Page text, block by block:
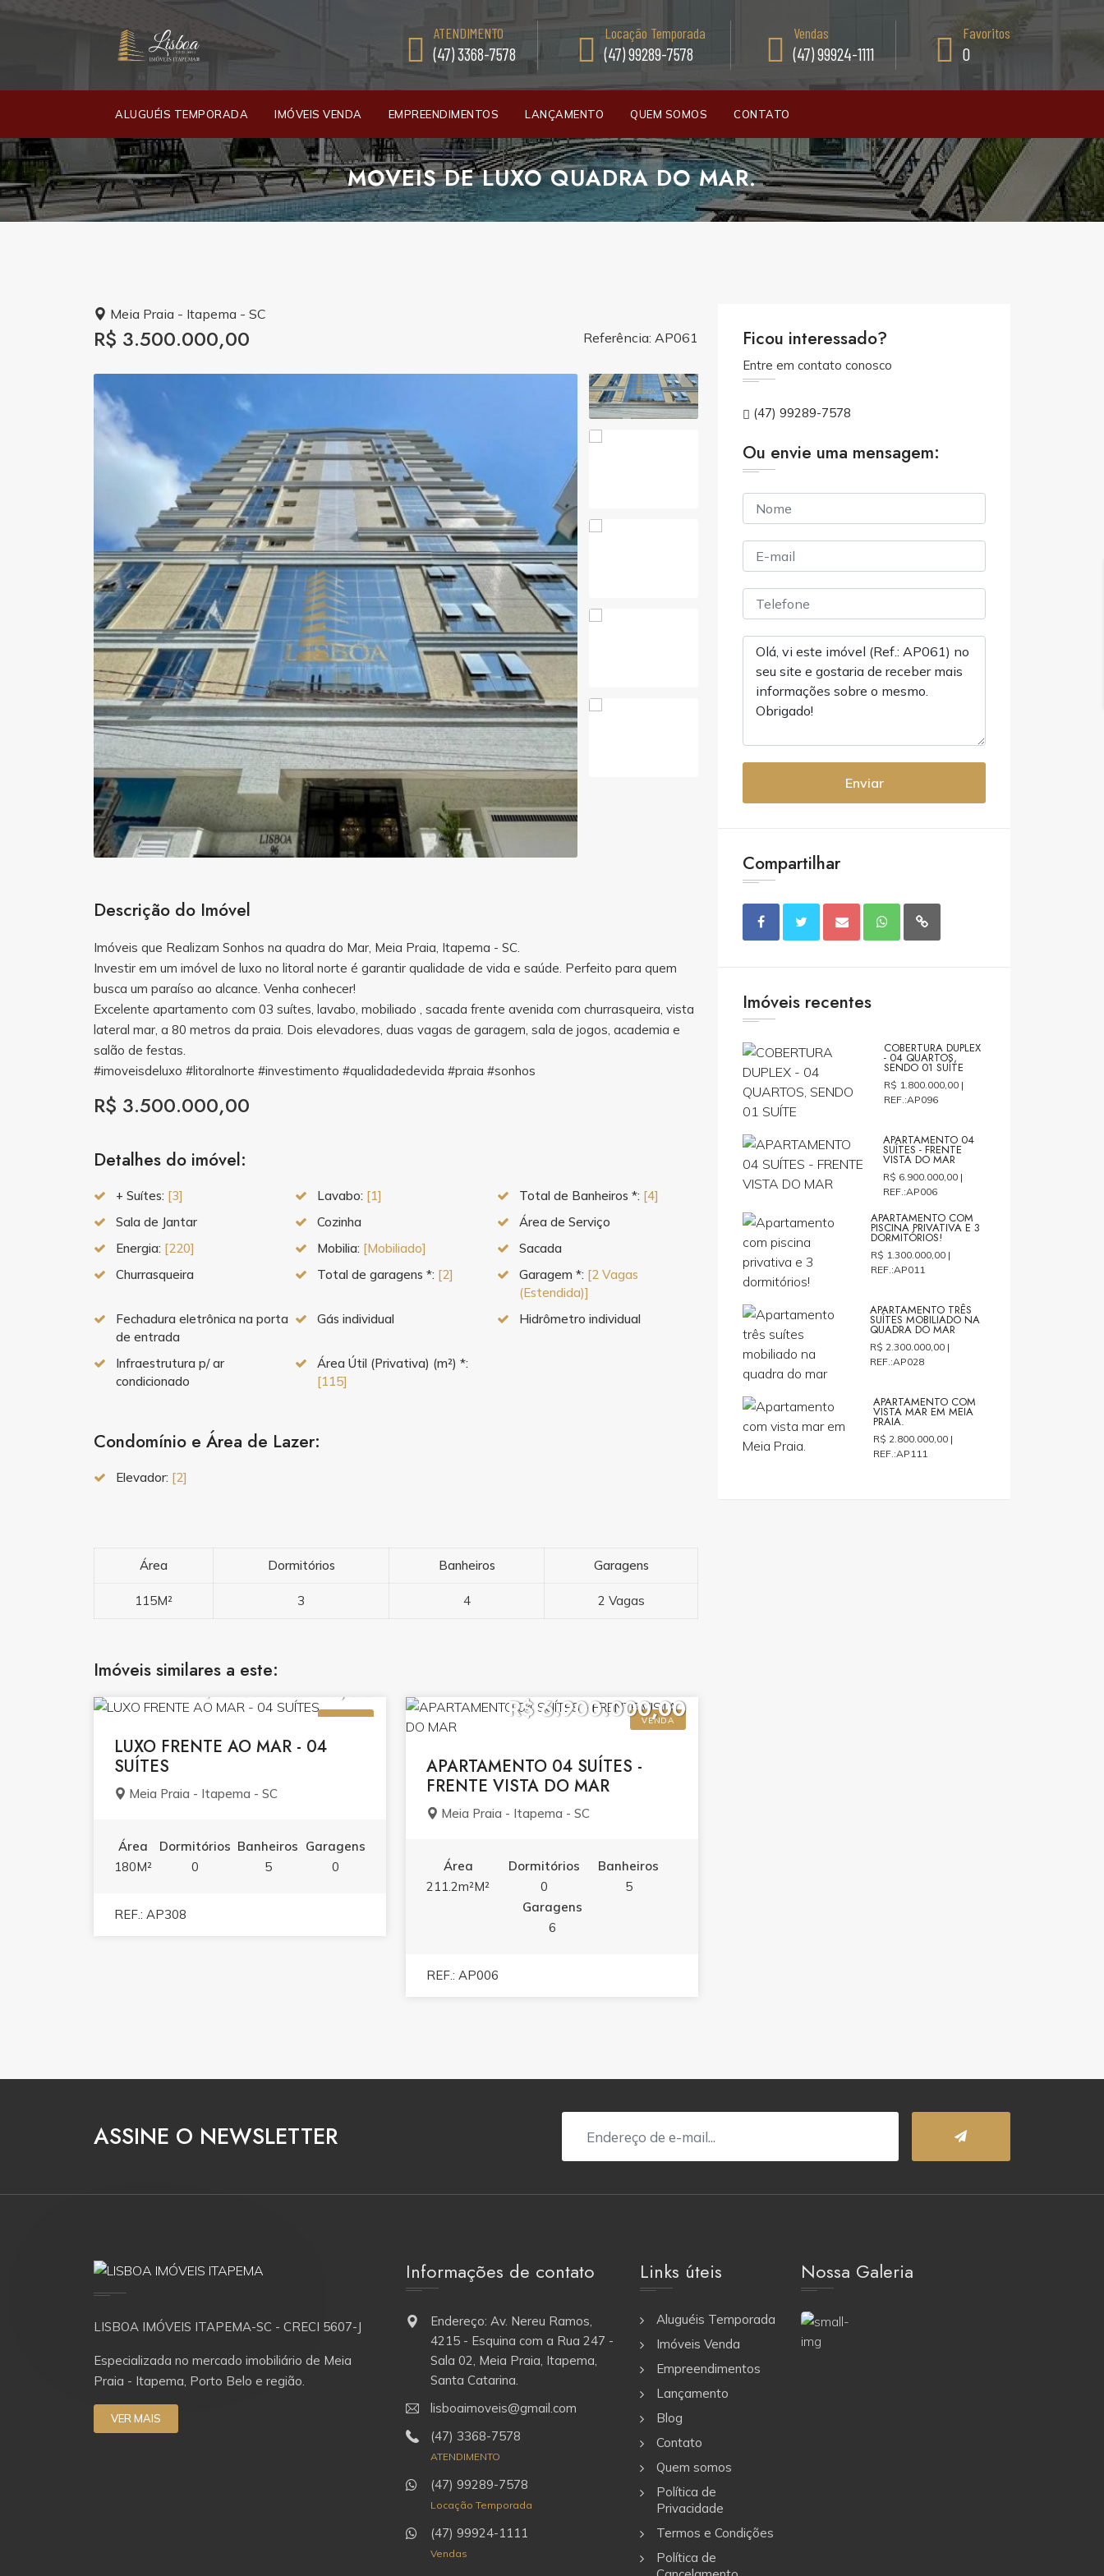
ATENDIMENTO
(47) 3368-7578
Locação Temporada
(47) 99289-7578
Vendas
(47) 99924-1111
Favoritos
0
ALUGUÉIS TEMPORADA IMÓVEIS VENDA EMPREENDIMENTOS LANÇAMENTO QUEM SOMOS CONTATO
MOVEIS DE LUXO QUADRA DO MAR.
Meia Praia - Itapema - SC
R$ 3.500.000,00 Referência: AP061
Descrição do Imóvel
Imóveis que Realizam Sonhos na quadra do Mar, Meia Praia, Itapema - SC.
Investir em um imóvel de luxo no litoral norte é garantir qualidade de vida e saúde. Perfeito para quem
busca um paraíso ao alcance. Venha conhecer!
Excelente apartamento com 03 suítes, lavabo, mobiliado , sacada frente avenida com churrasqueira, vista
lateral mar, a 80 metros da praia. Dois elevadores, duas vagas de garagem, sala de jogos, academia e
salão de festas.
#imoveisdeluxo #litoralnorte #investimento #qualidadedevida #praia #sonhos
R$ 3.500.000,00
Detalhes do imóvel:
+ Suítes: [3] Lavabo: [1] Total de Banheiros *: [4]
Sala de Jantar
Cozinha
Área de Serviço
Energia: [220] Mobilia: [Mobiliado]
Sacada
Churrasqueira
Total de garagens *: [2] Garagem *: [2 Vagas
(Estendida)]
Fechadura eletrônica na porta
de entrada
Gás individual Hidrômetro individual
Infraestrutura p/ ar
condicionado
Área Útil (Privativa) (m²) *:
[115]
Condomínio e Área de Lazer:
Elevador: [2]
Área Dormitórios Banheiros Garagens
115M² 3 4 2 Vagas
Imóveis similares a este:
VENDA
LUXO FRENTE AO MAR - 04
SUÍTES
Meia Praia - Itapema - SC
Área
180M²
Dormitórios
0
Banheiros
5
Garagens
0
REF.: AP308
VENDA
R$ 6.900.000,00
APARTAMENTO 04 SUÍTES -
FRENTE VISTA DO MAR
Meia Praia - Itapema - SC
Área
211.2m²M²
Dormitórios
0
Banheiros
5
Garagens
6
REF.: AP006
Ficou interessado?
Entre em contato conosco
(47) 99289-7578
Ou envie uma mensagem:
Enviar
Compartilhar
Imóveis recentes
COBERTURA DUPLEX
- 04 QUARTOS,
SENDO 01 SUÍTE
R$ 1.800.000,00 |
REF.:AP096
APARTAMENTO 04
SUÍTES - FRENTE
VISTA DO MAR
R$ 6.900.000,00 |
REF.:AP006
APARTAMENTO COM
PISCINA PRIVATIVA E 3
DORMITÓRIOS!
R$ 1.300.000,00 |
REF.:AP011
APARTAMENTO TRÊS
SUÍTES MOBILIADO NA
QUADRA DO MAR
R$ 2.300.000,00 |
REF.:AP028
APARTAMENTO COM
VISTA MAR EM MEIA
PRAIA.
R$ 2.800.000,00 |
REF.:AP111
ASSINE O NEWSLETTER
LISBOA IMÓVEIS ITAPEMA-SC - CRECI 5607-J
Especializada no mercado imobiliário de Meia
Praia - Itapema, Porto Belo e região.
VER MAIS
Informações de contato
Endereço: Av. Nereu Ramos,
4215 - Esquina com a Rua 247 -
Sala 02, Meia Praia, Itapema,
Santa Catarina.
lisboaimoveis@gmail.com
(47) 3368-7578
ATENDIMENTO
(47) 99289-7578
Locação Temporada
(47) 99924-1111
Vendas
Links úteis
Aluguéis Temporada
Imóveis Venda
Empreendimentos
Lançamento
Blog
Contato
Quem somos
Política de
Privacidade
Termos e Condições
Política de
Nossa Galeria